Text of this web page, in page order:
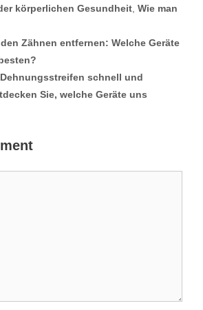
körperlichen Gesundheit ,Wie man
Zähnen entfernen: Welche Geräte
schnell und
Sie, welche Geräte uns